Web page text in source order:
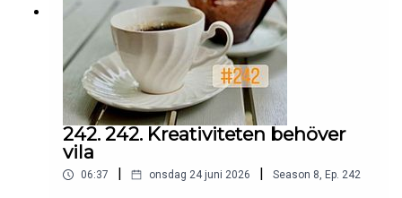
242. 242. Kreativiteten behöver
vila
06:37 | onsdag 24 juni 2026 | Season 8, Ep. 242